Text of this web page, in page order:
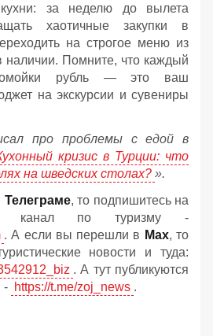
за неделю до вылета
хаотичные закупки в
на строгое меню из
наличии. Помните, что каждый
рубль — это ваш
на экскурсии и сувениры
про проблемы с едой в
кризис в Турции: что
на шведских столах? ».
Телеграме, то подпишитесь на
канал по туризму -
. А если вы перешли в Мах, то
новости и туда:
. А тут публикуются
- https://t.me/zoj_news .